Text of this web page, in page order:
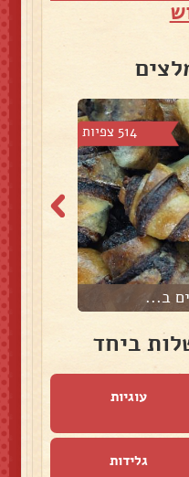
514 צפיות
ב...
ביחד
עוגיות
גלידות